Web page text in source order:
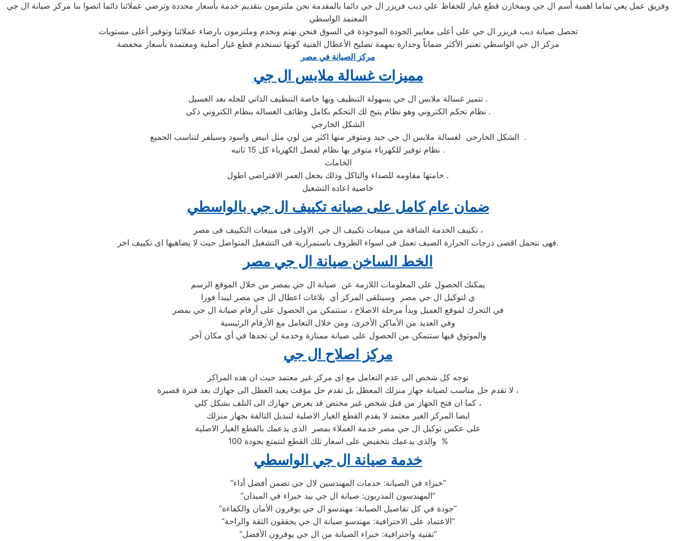
وفريق عمل يعي تماما اهمية أسم ال جي وبمخازن قطع غيار للحفاظ علي ديب فريزر ال جي دائما بالمقدمة نحن ملتزمون بتقديم خدمة بأسعار محددة وترضي عملائنا دائما اتصوا بنا مركز صيانة ال جي
المعتمد الواسطي
تحصل صيانة ديب فريزر ال جي على أعلى معايير الجودة الموجودة في السوق فنحن نهتم ونخدم وملتزمون بارضاء عملائنا وتوفير أعلى مستويات
مركز ال جي الواسطي تعتبر الأكثر ضماناً وجدارة بمهمة تصليح الأعطال الفنية كونها تستخدم قطع غيار أصلية ومعتمدة بأسعار مخفضة
مركز الصيانة في مصر
مميزات غسالة ملابس ال جي
تتميز غسالة ملابس ال جي بسهولة التنظيف وبها خاصة التنظيف الذاتي للحله بعد الغسيل .
نظام تحكم الكتروني وهو نظام يتيح لك التحكم بكامل وظائف الغساله بنظام الكتروني ذكي .
الشكل الخارجي
الشكل الخارجي لغسالة ملابس ال جي جيد ومتوفر منها اكثر من لون مثل ابيض واسود وسيلفر لتناسب الجميع .
نظام توفير للكهرباء متوفر بها نظام لفصل الكهرباء كل 15 ثانيه .
الخامات
خامتها مقاومه للصداء والتاكل وذلك يجعل العمر الافتراضي اطول .
خاصية اعادة التشغيل
ضمان عام كامل على صيانه تكييف ال جي بالواسطي
تكييف الخدمة الشاقة من مبيعات تكييف ال جي الاولى فى مبيعات التكييف فى مصر ،
فهى تتحمل اقصى درجات الحرارة الصيف تعمل فى اسواء الظروف باستمرارية فى التشغيل المتواصل حيث لا يضاهيها اى تكييف اخر.
الخط الساخن صيانة ال جي مصر
يمكنك الحصول على المعلومات اللازمة عن صيانة ال جي بمصر من خلال الموقع الرسم
ي لتوكيل ال جي مصر وسيتلقى المركز أي بلاغات اعطال ال جي مصر ليبدأ فورا
في التحرك لموقع العميل وبدأ مرحلة الاصلاح ، ستتمكن من الحصول على أرقام صيانة ال جي بمصر
وفي العديد من الأماكن الأخرى، ومن خلال التعامل مع الأرقام الرئيسية
والموثوق فيها ستتمكن من الحصول على صيانة ممتازة وخدمة لن تجدها في أي مكان آخر
مركز اصلاح ال جي
نوجه كل شخص الى عدم التعامل مع اى مركز غير معتمد حيث ان هذه المراكز
لا تقدم حل مناسب لصيانة جهاز منزلك المعطل بل تقدم حل مؤقت يعيد العطل الى جهازك بعد فترة قصيرة ،
كما ان فتح الجهاز من قبل شخص غير مختص قد يعرض جهازك الى التلف بشكل كلي ،
ايضا المركز الغير معتمد لا يقدم القطع الغيار الاصلية لتبديل التالفة بجهاز منزلك
على عكس توكيل ال جي مصر خدمة العملاء بمصر الذى يدعمك بالقطع الغيار الاصلية
والذى يدعمك بتخفيض على اسعار تلك القطع لتتمتع بجودة 100 %
خدمة صيانة ال جي الواسطي
“خبراء في الصيانة: خدمات المهندسين لال جي تضمن أفضل أداء”
“المهندسون المدربون: صيانة ال جي بيد خبراء في الميدان”
“جودة في كل تفاصيل الصيانة: مهندسو ال جي يوفرون الأمان والكفاءة”
“الاعتماد على الاحترافية: مهندسو صيانة ال جي يحققون الثقة والراحة”
“تقنية واحترافية: خبراء الصيانة من ال جي يوفرون الأفضل”